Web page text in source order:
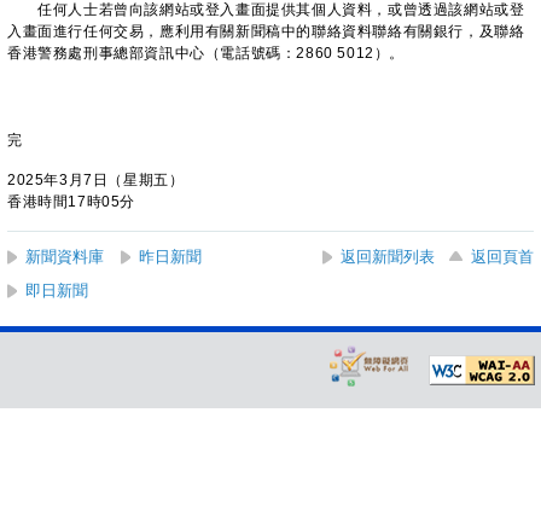
任何人士若曾向該網站或登入畫面提供其個人資料，或曾透過該網站或登
入畫面進行任何交易，應利用有關新聞稿中的聯絡資料聯絡有關銀行，及聯絡
香港警務處刑事總部資訊中心（電話號碼：2860 5012）。
完
2025年3月7日（星期五）
香港時間17時05分
新聞資料庫 昨日新聞 返回新聞列表
返回頁首
即日新聞